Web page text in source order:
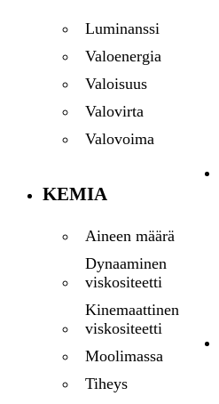
Luminanssi
Valoenergia
Valoisuus
Valovirta
Valovoima
KEMIA
Aineen määrä
Dynaaminen
viskositeetti
Kinemaattinen
viskositeetti
Moolimassa
Tiheys